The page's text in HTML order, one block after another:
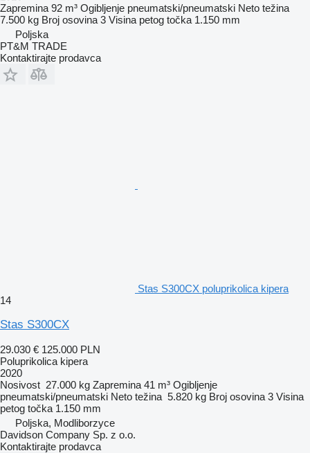
Zapremina 92 m³ Ogibljenje pneumatski/pneumatski Neto težina
7.500 kg Broj osovina 3 Visina petog točka 1.150 mm
Poljska
PT&M TRADE
Kontaktirajte prodavca
Stas S300CX poluprikolica kipera
14
Stas S300CX
29.030 € 125.000 PLN
Poluprikolica kipera
2020
Nosivost 27.000 kg Zapremina 41 m³ Ogibljenje
pneumatski/pneumatski Neto težina 5.820 kg Broj osovina 3 Visina
petog točka 1.150 mm
Poljska, Modliborzyce
Davidson Company Sp. z o.o.
Kontaktirajte prodavca